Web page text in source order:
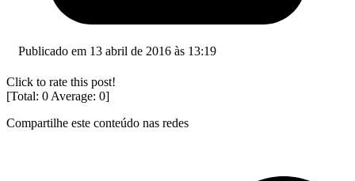
Publicado em 13 abril de 2016 às 13:19
Click to rate this post!
[Total: 0 Average: 0]
Compartilhe este conteúdo nas redes